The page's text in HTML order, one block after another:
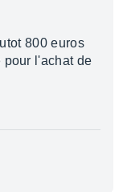
800 euros
pour l'achat de